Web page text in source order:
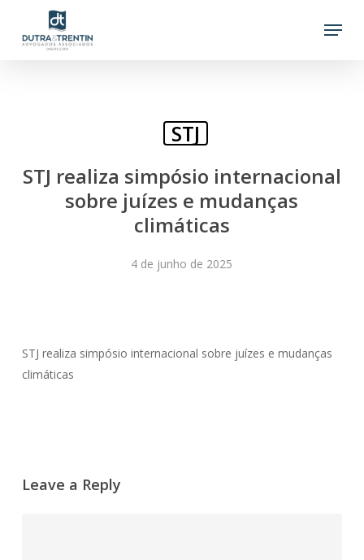
Menu
STJ
STJ realiza simpósio internacional
sobre juízes e mudanças
climáticas
4 de junho de 2025
STJ realiza simpósio internacional sobre juízes e mudanças
climáticas
Leave a Reply